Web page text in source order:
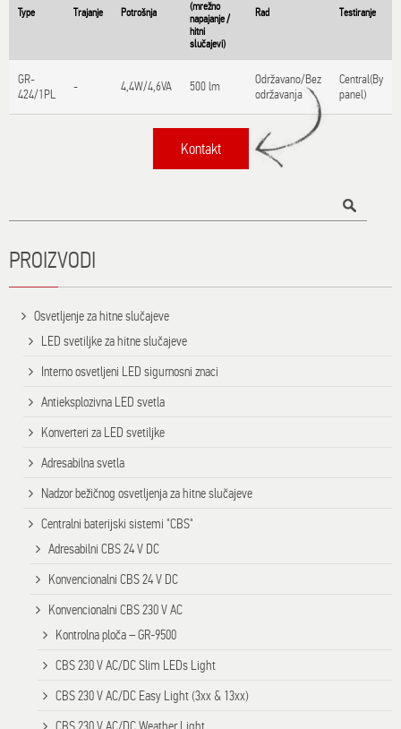
Type Trajanje Potrošnja
(mrežno
napajanje /
hitni
slučajevi)
Rad Testiranje
GR-
424/1PL
- 4,4W/4,6VA 500 lm
Održavano/Bez
održavanja
Central(By
panel)
Kontakt
PROIZVODI
Osvetljenje za hitne slučajeve
LED svetiljke za hitne slučajeve
Interno osvetljeni LED sigurnosni znaci
Antieksplozivna LED svetla
Konverteri za LED svetiljke
Adresabilna svetla
Nadzor bežičnog osvetljenja za hitne slučajeve
Centralni baterijski sistemi "CBS"
Adresabilni CBS 24 V DC
Konvencionalni CBS 24 V DC
Konvencionalni CBS 230 V AC
Kontrolna ploča – GR-9500
CBS 230 V AC/DC Slim LEDs Light
CBS 230 V AC/DC Easy Light (3xx & 13xx)